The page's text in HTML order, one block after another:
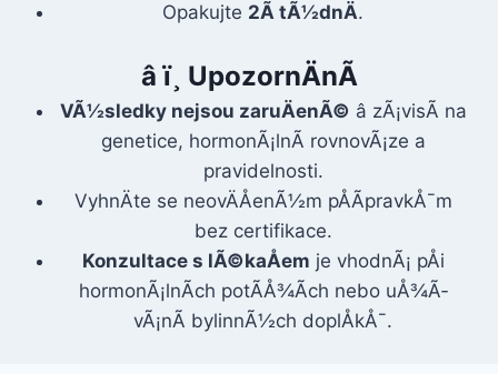
Opakujte 2Ã tÃ½dnÄ.
â ï¸ UpozornÄnÃ­
VÃ½sledky nejsou zaruÄenÃ© â zÃ¡visÃ­ na
genetice, hormonÃ¡lnÃ­ rovnovÃ¡ze a
pravidelnosti.
VyhnÄte se neovÄÅenÃ½m pÅÃ­pravkÅ¯m
bez certifikace.
Konzultace s lÃ©kaÅem je vhodnÃ¡ pÅi
hormonÃ¡lnÃ­ch potÃ­Å¾Ã­ch nebo uÅ¾Ã­
vÃ¡nÃ­ bylinnÃ½ch doplÅkÅ¯.